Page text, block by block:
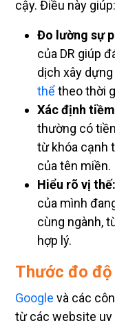
cậy. Điều này giúp:
Đo lường sự
của DR giúp
dịch xây
thểtheo thời
Xác định
thường có
từ khóa cạnh
của tên miền.
Hiểu rõ vị thế:
của mình
cùng ngành,
hợp lý.
Thước đo
Google và các
từ các website uy